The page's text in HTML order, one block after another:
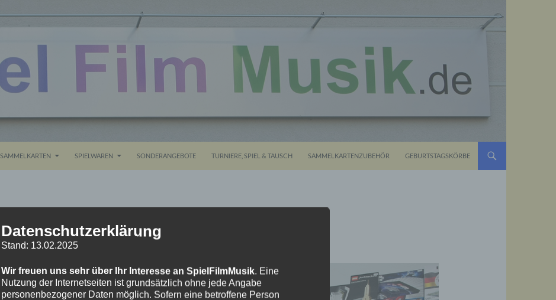
SAMMELKARTEN
SPIELWAREN SONDERANGEBOTE TURNIERE, SPIEL & TAUSCH SAMMELKARTENZUBEHÖR GEBURTSTAGSKÖRBE
IMG_6237
1. NOVEMBER 2015
Datenschutzerklärung
Stand: 13.02.2025
Wir freuen uns sehr über Ihr Interesse an SpielFilmMusik. Eine
Nutzung der Internetseiten ist grundsätzlich ohne jede Angabe
personenbezogener Daten möglich. Sofern eine betroffene Person